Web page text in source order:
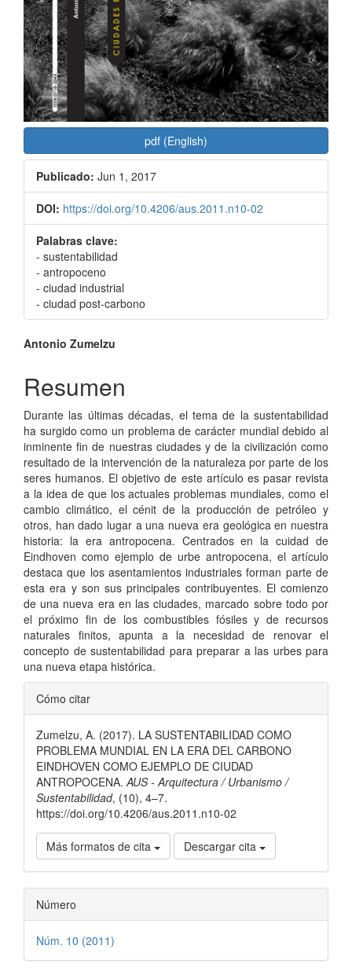
pdf (English)
Publicado: Jun 1, 2017
DOI: https://doi.org/10.4206/aus.2011.n10-02
Palabras clave:
- sustentabilidad
- antropoceno
- ciudad industrial
- ciudad post-carbono
Contenido
principal
del
artículo
Antonio Zumelzu
Resumen
Durante las últimas décadas, el tema de la sustentabilidad
ha surgido como un problema de carácter mundial debido al
inminente fin de nuestras ciudades y de la civilización como
resultado de la intervención de la naturaleza por parte de los
seres humanos. El objetivo de este artículo es pasar revista
a la idea de que los actuales problemas mundiales, como el
cambio climático, el cénit de la producción de petróleo y
otros, han dado lugar a una nueva era geológica en nuestra
historia: la era antropocena. Centrados en la cuidad de
Eindhoven como ejemplo de urbe antropocena, el artículo
destaca que los asentamientos industriales forman parte de
esta era y son sus principales contribuyentes. El comienzo
de una nueva era en las ciudades, marcado sobre todo por
el próximo fin de los combustibles fósiles y de recursos
naturales finitos, apunta a la necesidad de renovar el
concepto de sustentabilidad para preparar a las urbes para
una nueva etapa histórica.
Detalles
del
artículo
Cómo citar
Zumelzu, A. (2017). LA SUSTENTABILIDAD COMO
PROBLEMA MUNDIAL EN LA ERA DEL CARBONO
EINDHOVEN COMO EJEMPLO DE CIUDAD
ANTROPOCENA.AUS - Arquitectura / Urbanismo /
Sustentabilidad, (10), 4–7.
https://doi.org/10.4206/aus.2011.n10-02
Más formatos de cita Descargar cita
Número
Núm. 10 (2011)